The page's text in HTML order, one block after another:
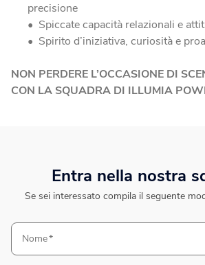
precisione
Spiccate capacità relazionali e
Spirito d’iniziativa, curiosità e
NON PERDERE L’OCCASIONE DI
CON LA SQUADRA DI ILLUMIA
Entra nella nostra
Se sei interessato compila il seguente
Nome